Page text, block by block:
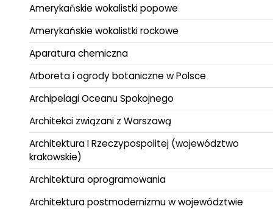
Amerykańskie wokalistki popowe
Amerykańskie wokalistki rockowe
Aparatura chemiczna
Arboreta i ogrody botaniczne w Polsce
Archipelagi Oceanu Spokojnego
Architekci związani z Warszawą
Architektura I Rzeczypospolitej (województwo
krakowskie)
Architektura oprogramowania
Architektura postmodernizmu w województwie